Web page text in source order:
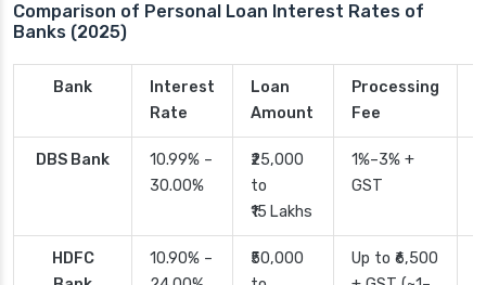
Comparison of Personal Loan Interest Rates of
Banks (2025)
Bank
Interest
Rate
Loan
Amount
Processing
Fee
DBS Bank
10.99% –
30.00%
₹25,000
to
₹15 Lakhs
1%–3% +
GST
HDFC
10.90% –
₹50,000
Up to ₹6,500